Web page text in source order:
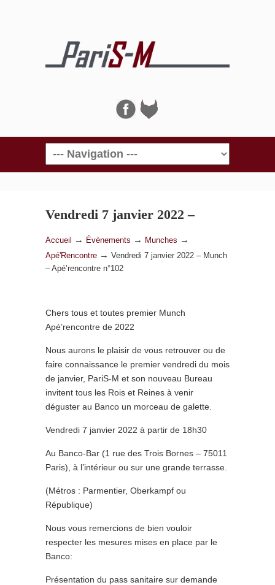
Navigation
Vendredi 7 janvier 2022 –
Munch – Apé’rencontre n°102
Accueil → Évènements → Munches →
Apé'Rencontre → Vendredi 7 janvier 2022 – Munch
– Apé’rencontre n°102
Chers tous et toutes premier Munch
Apé’rencontre de 2022
Nous aurons le plaisir de vous retrouver ou de
faire connaissance le premier vendredi du mois
de janvier, PariS-M et son nouveau Bureau
invitent tous les Rois et Reines à venir
déguster au Banco un morceau de galette.
Vendredi 7 janvier 2022 à partir de 18h30
Au Banco-Bar (1 rue des Trois Bornes – 75011
Paris), à l’intérieur ou sur une grande terrasse.
(Métros : Parmentier, Oberkampf ou
République)
Nous vous remercions de bien vouloir
respecter les mesures mises en place par le
Banco:
Présentation du pass sanitaire sur demande